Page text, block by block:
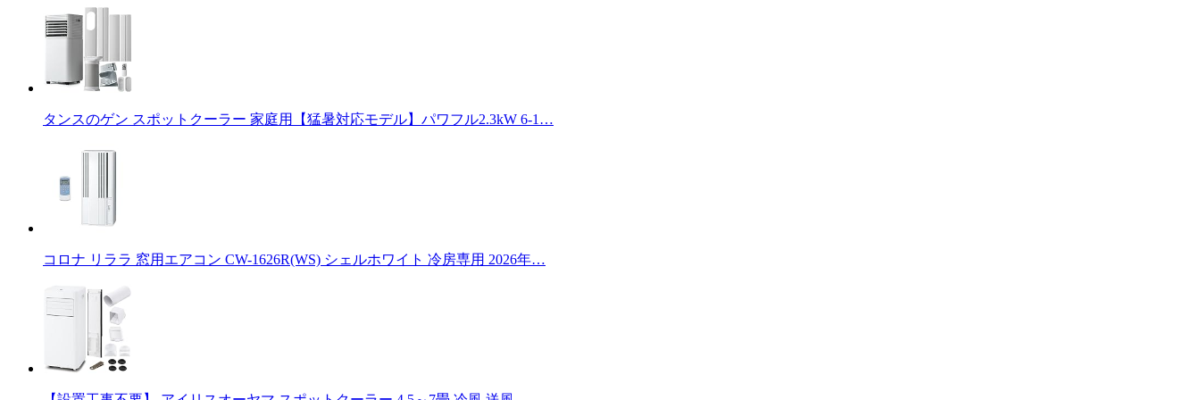
タンスのゲン スポットクーラー 家庭用【猛暑対応モデル】パワフル2.3kW 6-1…
コロナ リララ 窓用エアコン CW-1626R(WS) シェルホワイト 冷房専用 2026年…